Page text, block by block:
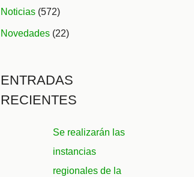
Noticias (572)
Novedades (22)
ENTRADAS
RECIENTES
Se realizarán las
instancias
regionales de la